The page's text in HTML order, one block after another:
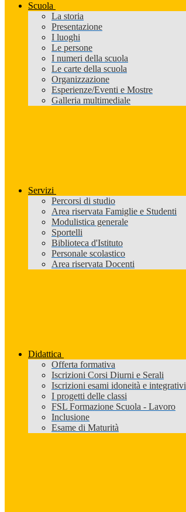
Scuola
La storia
Presentazione
I luoghi
Le persone
I numeri della scuola
Le carte della scuola
Organizzazione
Esperienze/Eventi e Mostre
Galleria multimediale
Servizi
Percorsi di studio
Area riservata Famiglie e Studenti
Modulistica generale
Sportelli
Biblioteca d'Istituto
Personale scolastico
Area riservata Docenti
Didattica
Offerta formativa
Iscrizioni Corsi Diurni e Serali
Iscrizioni esami idoneità e integrativi
I progetti delle classi
FSL Formazione Scuola - Lavoro
Inclusione
Esame di Maturità